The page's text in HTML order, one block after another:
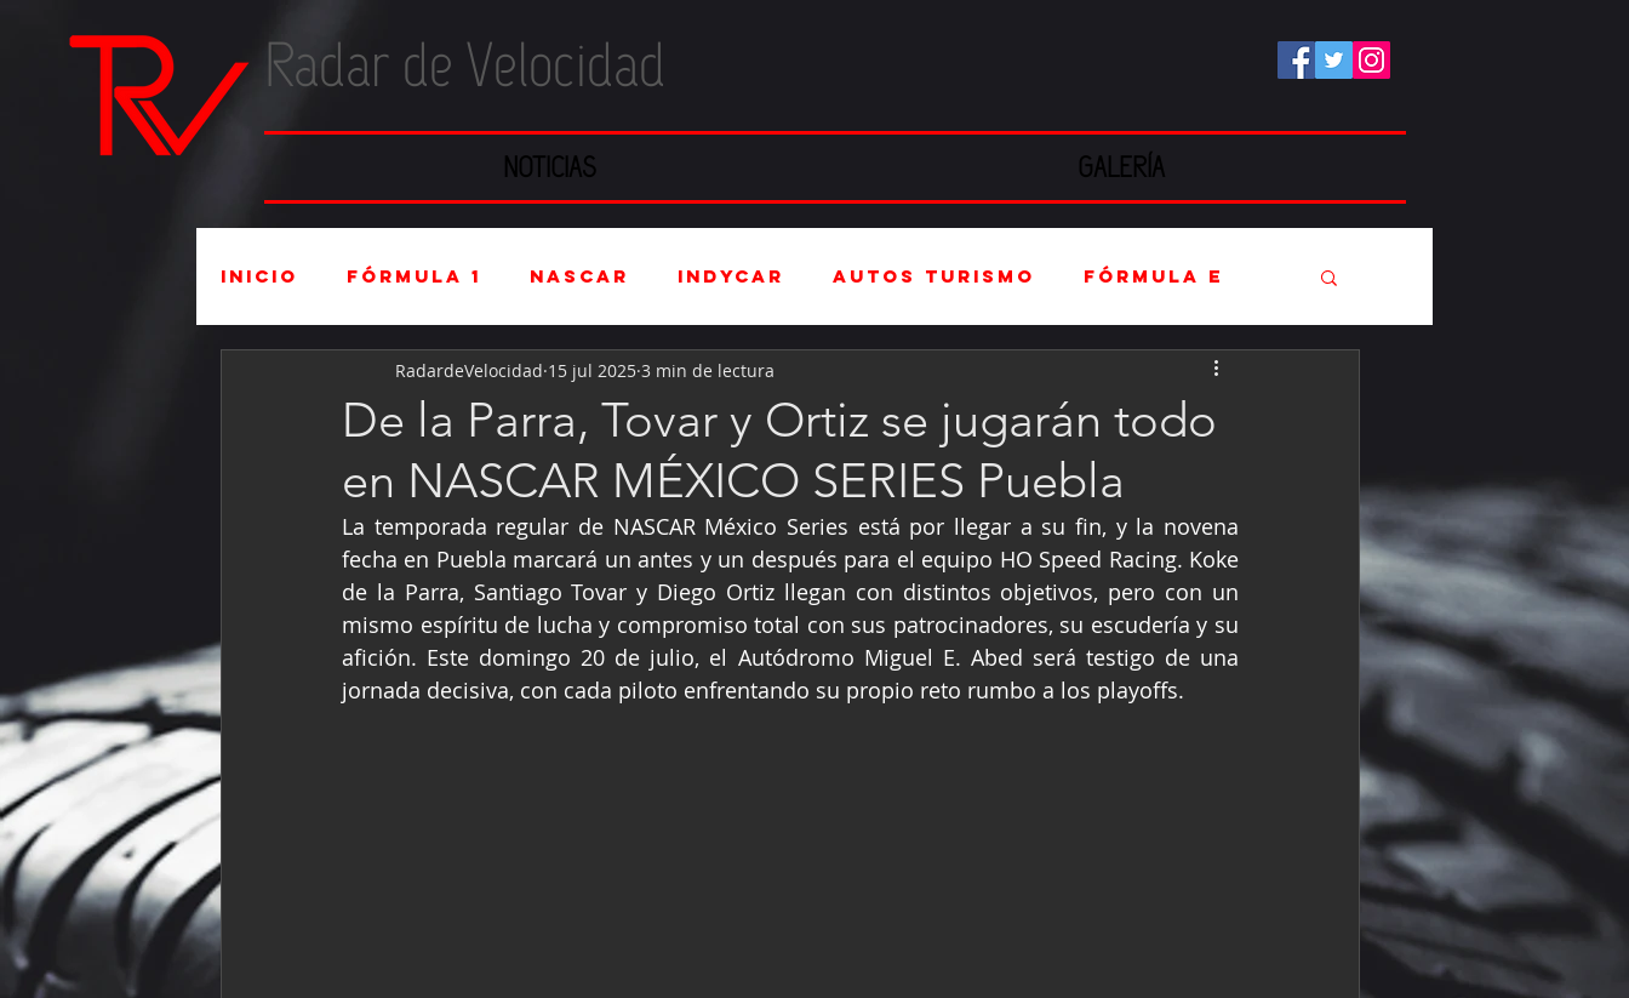
Radar de Velocidad
NOTICIAS GALERÍA
Inicio Fórmula 1 NASCAR IndyCar Autos Turismo Fórmula E
Súper Copa Industria Automotriz
Mexicanos en el extranjero Kartismo Rally FIA WEC
Fórmula Ford Vintage Fórmula 3 Nauticopa FIA TCR Fórmula 2
NASCAR México
De la Parra, Tovar y Ortiz se jugarán todo
en NASCAR MÉXICO SERIES Puebla
RadardeVelocidad 15 jul 2025 3 min de lectura
La temporada regular de NASCAR México Series está por llegar a su fin, y la novena
fecha en Puebla marcará un antes y un después para el equipo HO Speed Racing. Koke
de la Parra, Santiago Tovar y Diego Ortiz llegan con distintos objetivos, pero con un
mismo espíritu de lucha y compromiso total con sus patrocinadores, su escudería y su
afición. Este domingo 20 de julio, el Autódromo Miguel E. Abed será testigo de una
jornada decisiva, con cada piloto enfrentando su propio reto rumbo a los playoffs.